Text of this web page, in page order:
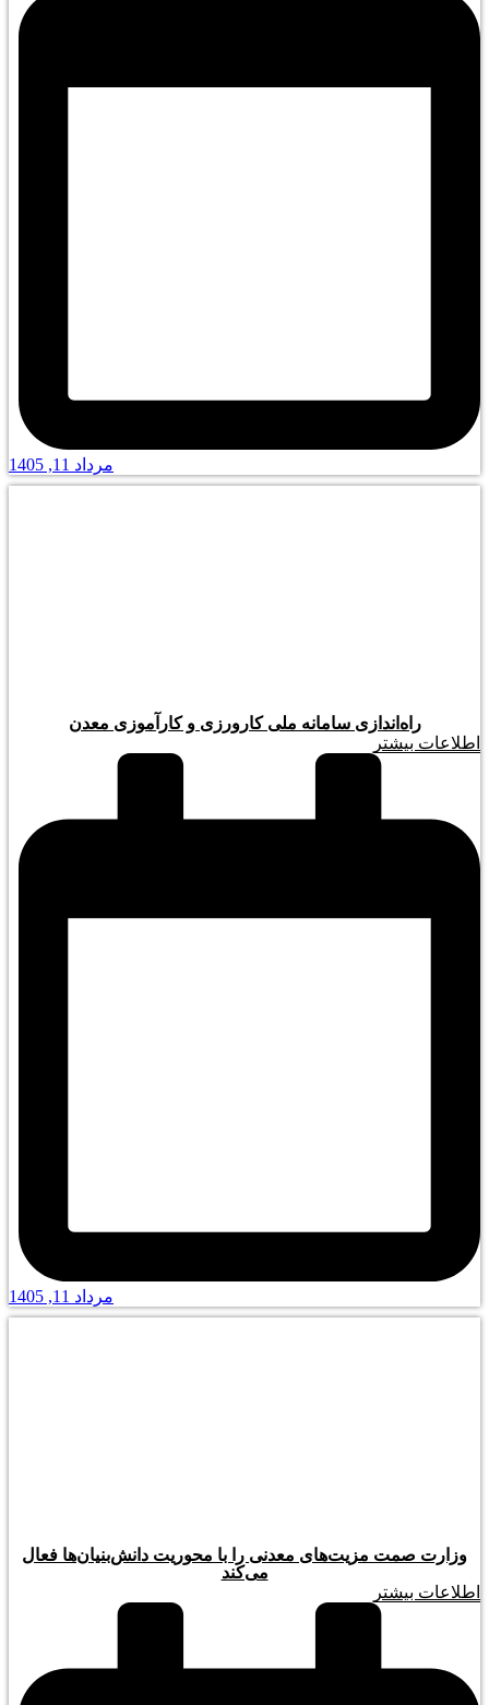
مرداد 11, 1405
راه‌اندازی سامانه ملی کارورزی و کارآموزی معدن
اطلاعات بیشتر
مرداد 11, 1405
وزارت صمت مزیت‌های معدنی را با محوریت دانش‌بنیان‌ها فعال
می‌کند
اطلاعات بیشتر